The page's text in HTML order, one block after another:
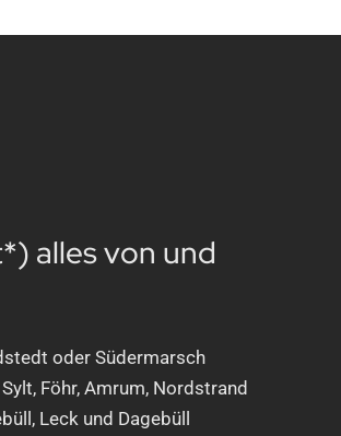
alles von und
oder Südermarsch
Föhr, Amrum, Nordstrand
Leck und Dagebüll